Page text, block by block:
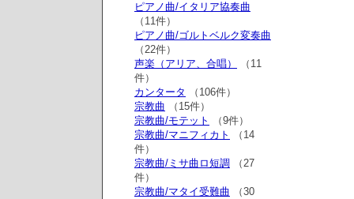
ピアノ曲/イタリア協奏曲
（11件）
ピアノ曲/ゴルトベルク変奏曲
（22件）
声楽（アリア、合唱）
（11
件）
カンタータ
（106件）
宗教曲 （15件）
宗教曲/モテット
（9件）
宗教曲/マニフィカト
（14
件）
宗教曲/ミサ曲ロ短調 （27
件）
宗教曲/マタイ受難曲 （30